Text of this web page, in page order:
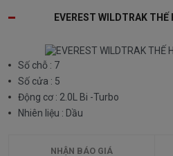
EVEREST WILDTRAK
Số chỗ : 7
Số cửa : 5
Động cơ : 2.0L Bi -Turbo
Nhiên liệu : Dầu
NHẬN BÁO GIÁ